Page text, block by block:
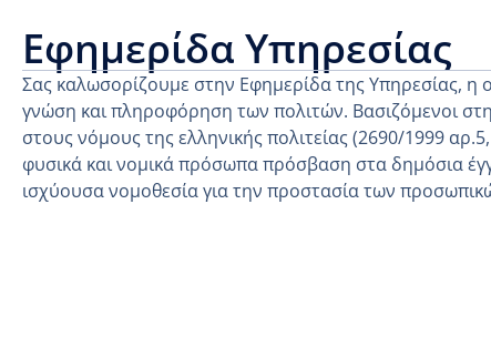
Εφημερίδα Υπηρεσίας
Σας καλωσορίζουμε στην Εφημερίδα της Υπηρεσίας, η
γνώση και πληροφόρηση των πολιτών. Βασιζόμενοι
στους νόμους της ελληνικής πολιτείας (2690/1999
φυσικά και νομικά πρόσωπα πρόσβαση στα δημόσια
ισχύουσα νομοθεσία για την προστασία των